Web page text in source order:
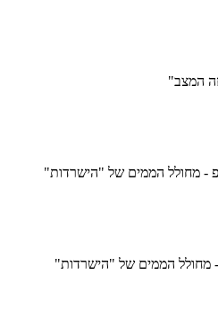
המצב"
- מחולל הממים של "הישרדות"
- מחולל הממים של "הישרדות"